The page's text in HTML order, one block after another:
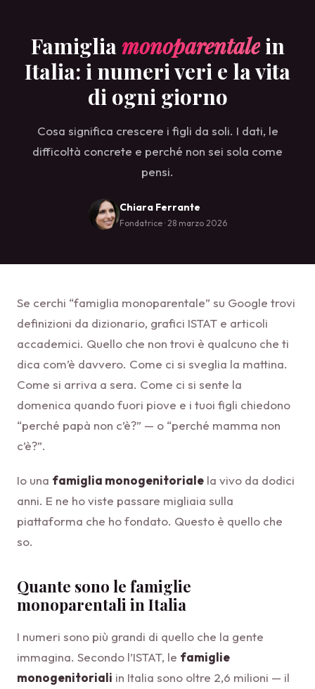
Famigliamonoparentalein
Italia: i numeri veri e la vita
di ogni giorno
Cosa significa crescere i figli da soli. I dati, le
difficoltà concrete e perché non sei sola come
pensi.
Chiara Ferrante
Fondatrice · 28 marzo 2026
Se cerchi “famiglia monoparentale” su Google trovi
definizioni da dizionario, grafici ISTAT e articoli
accademici. Quello che non trovi è qualcuno che ti
dica com’è davvero. Come ci si sveglia la mattina.
Come si arriva a sera. Come ci si sente la
domenica quando fuori piove e i tuoi figli chiedono
“perché papà non c’è?” — o “perché mamma non
c’è?”.
Io una famiglia monogenitoriale la vivo da dodici
anni. E ne ho viste passare migliaia sulla
piattaforma che ho fondato. Questo è quello che
so.
Quante sono le famiglie
monoparentali in Italia
I numeri sono più grandi di quello che la gente
immagina. Secondo l’ISTAT, le famiglie
monogenitoriali in Italia sono oltre 2,6 milioni — il